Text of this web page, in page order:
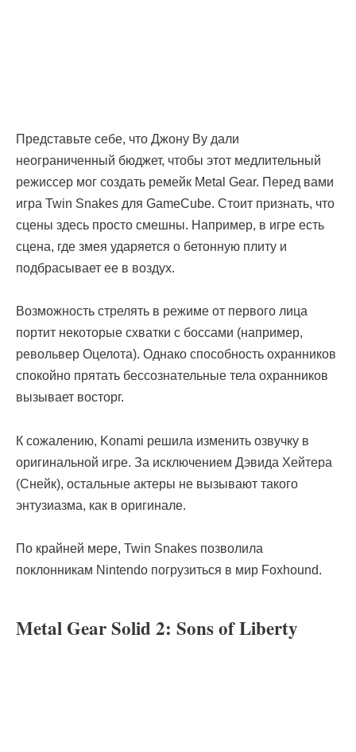
Представьте себе, что Джону Ву дали
неограниченный бюджет, чтобы этот медлительный
режиссер мог создать ремейк Metal Gear. Перед вами
игра Twin Snakes для GameCube. Стоит признать, что
сцены здесь просто смешны. Например, в игре есть
сцена, где змея ударяется о бетонную плиту и
подбрасывает ее в воздух.
Возможность стрелять в режиме от первого лица
портит некоторые схватки с боссами (например,
револьвер Оцелота). Однако способность охранников
спокойно прятать бессознательные тела охранников
вызывает восторг.
К сожалению, Konami решила изменить озвучку в
оригинальной игре. За исключением Дэвида Хейтера
(Снейк), остальные актеры не вызывают такого
энтузиазма, как в оригинале.
По крайней мере, Twin Snakes позволила
поклонникам Nintendo погрузиться в мир Foxhound.
Metal Gear Solid 2: Sons of Liberty